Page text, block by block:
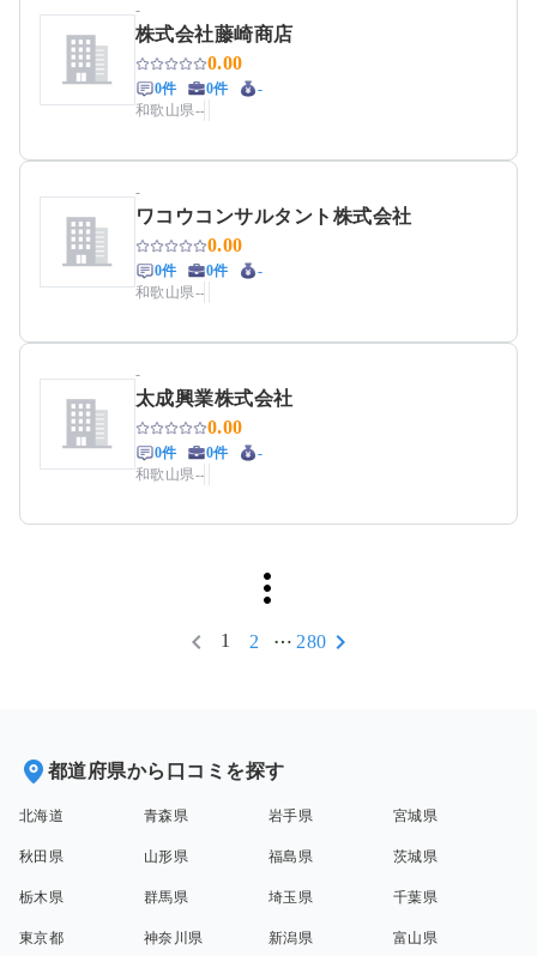
-
株式会社藤崎商店
0.00
0件 0件
-
和歌山県--
-
ワコウコンサルタント株式会社
0.00
0件 0件
-
和歌山県--
-
太成興業株式会社
0.00
0件 0件
-
和歌山県--
1 2 280
都道府県から口コミを探す
北海道 青森県 岩手県 宮城県
秋田県 山形県 福島県 茨城県
栃木県 群馬県 埼玉県 千葉県
東京都 神奈川県 新潟県 富山県